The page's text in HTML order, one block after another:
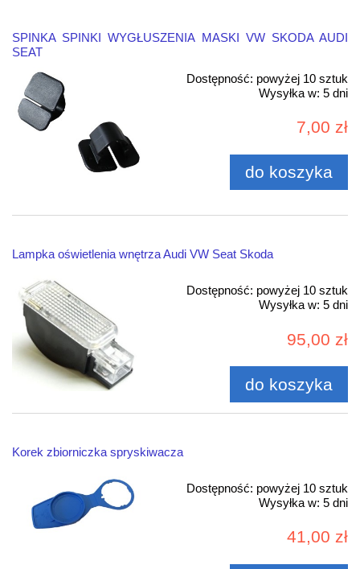
SPINKA SPINKI WYGŁUSZENIA MASKI VW SKODA AUDI
SEAT
Dostępność: powyżej 10 sztuk
Wysyłka w: 5 dni
7,00 zł
do koszyka
Lampka oświetlenia wnętrza Audi VW Seat Skoda
Dostępność: powyżej 10 sztuk
Wysyłka w: 5 dni
95,00 zł
do koszyka
Korek zbiorniczka spryskiwacza
Dostępność: powyżej 10 sztuk
Wysyłka w: 5 dni
41,00 zł